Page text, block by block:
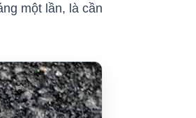
một lần, là cần